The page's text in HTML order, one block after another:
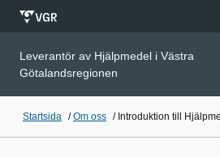
Leverantör av Hjälpmedel i Västra
Götalandsregionen
Startsida /Om oss / Introduktion till